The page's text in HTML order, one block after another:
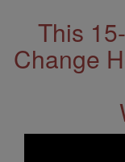
This
Change